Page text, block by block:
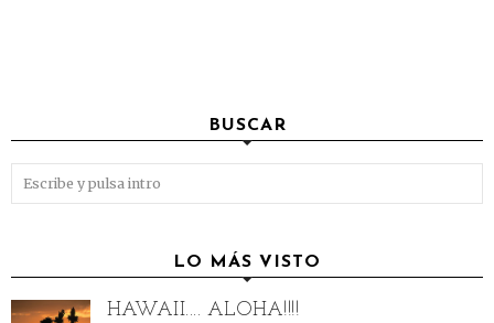
BUSCAR
LO MÁS VISTO
HAWAII.... ALOHA!!!!